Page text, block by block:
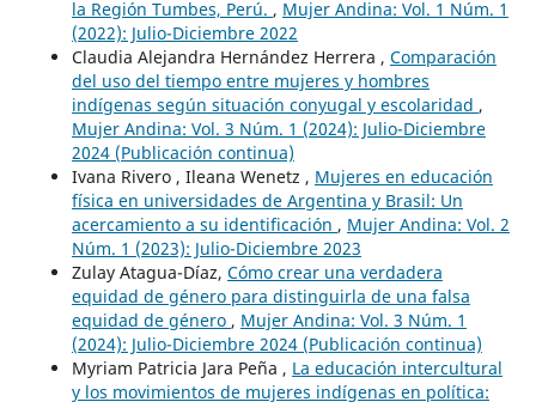
la Región Tumbes, Perú. , Mujer Andina: Vol. 1 Núm. 1
(2022): Julio-Diciembre 2022
Claudia Alejandra Hernández Herrera , Comparación
del uso del tiempo entre mujeres y hombres
indígenas según situación conyugal y escolaridad ,
Mujer Andina: Vol. 3 Núm. 1 (2024): Julio-Diciembre
2024 (Publicación continua)
Ivana Rivero , Ileana Wenetz , Mujeres en educación
física en universidades de Argentina y Brasil: Un
acercamiento a su identificación , Mujer Andina: Vol. 2
Núm. 1 (2023): Julio-Diciembre 2023
Zulay Atagua-Díaz, Cómo crear una verdadera
equidad de género para distinguirla de una falsa
equidad de género , Mujer Andina: Vol. 3 Núm. 1
(2024): Julio-Diciembre 2024 (Publicación continua)
Myriam Patricia Jara Peña , La educación intercultural
y los movimientos de mujeres indígenas en política: